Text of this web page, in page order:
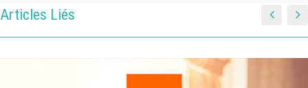
Articles Liés